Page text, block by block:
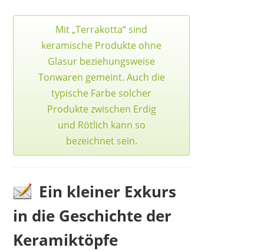
REDCHEF
65,99 €
Mit „Terrakotta“ sind
keramische Produkte ohne
Glasur beziehungsweise
Tonwaren gemeint. Auch die
typische Farbe solcher
Produkte zwischen Erdig
und Rötlich kann so
bezeichnet sein.
Ein kleiner Exkurs
in die Geschichte der
Keramiktöpfe